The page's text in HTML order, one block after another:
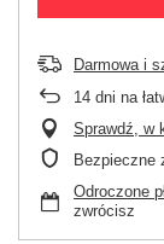
Darmowa i
14 dni na
Sprawdź, w
Bezpieczne
Odroczone
zwrócisz